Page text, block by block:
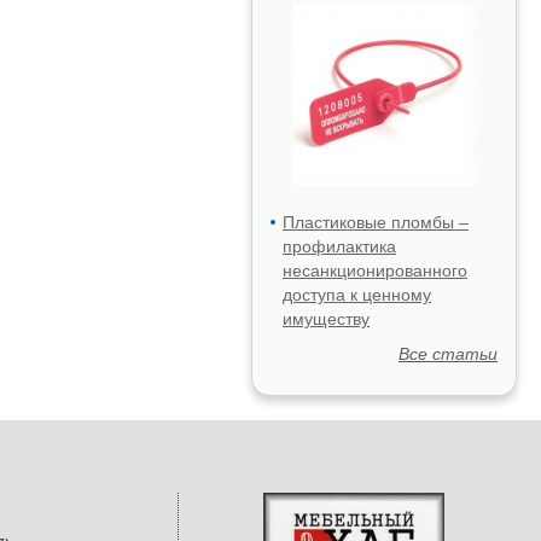
Пластиковые пломбы –
профилактика
несанкционированного
доступа к ценному
имуществу
Все статьи